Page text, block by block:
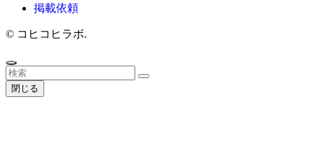
掲載依頼
© コヒコヒラボ.
閉じる